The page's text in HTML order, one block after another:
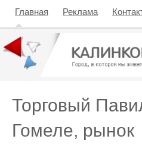
Главная Реклама
Торговый
Гомеле, рынок